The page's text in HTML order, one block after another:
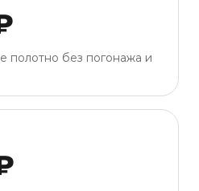
полотно без погонажа и